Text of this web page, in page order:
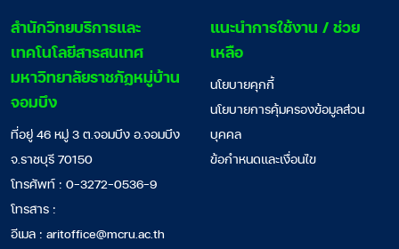
สํานักวิทยบริการและ
เทคโนโลยีสารสนเทศ
มหาวิทยาลัยราชภัฏหมู่บ้าน
จอมบึง
ที่อยู่ 46 หมู่ 3 ต.จอมบึง อ.จอมบึง
จ.ราชบุรี 70150
โทรศัพท์ : 0-3272-0536-9
โทรสาร :
อีเมล : aritoffice@mcru.ac.th
แนะนำการใช้งาน / ช่วย
เหลือ
นโยบายคุกกี้
นโยบายการคุ้มครองข้อมูลส่วน
บุคคล
ข้อกำหนดและเงื่อนไข